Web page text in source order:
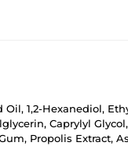
1,2-Hexanediol,
Caprylyl
Propolis Extract,